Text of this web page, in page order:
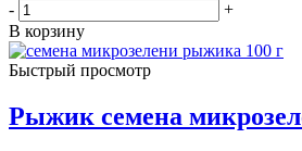
-
+
В корзину
Быстрый просмотр
Рыжик семена